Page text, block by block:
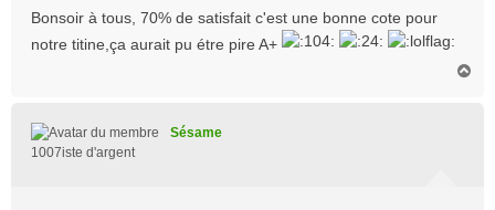
s
a
Bonsoir à tous, 70% de satisfait c'est une bonne cote pour
notre titine,ça aurait pu étre pire A+
Sésame
1007iste d'argent